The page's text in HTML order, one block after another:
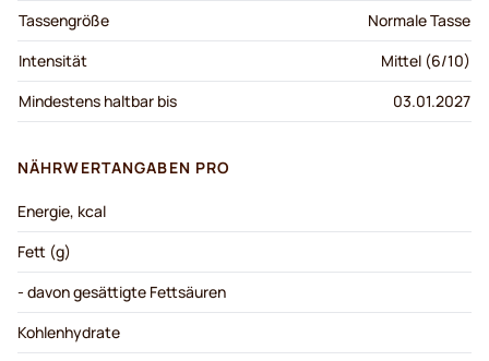
Tassengröße
Normale Tasse
Intensität
Mittel (6/10)
Mindestens haltbar bis
03.01.2027
NÄHRWERTANGABEN PRO
Energie, kcal
Fett (g)
- davon gesättigte Fettsäuren
Kohlenhydrate